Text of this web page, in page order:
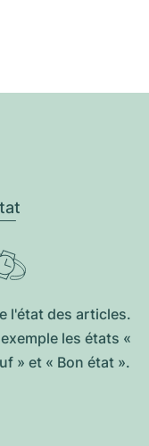
l'état des articles.
les états «
» et « Bon état ».